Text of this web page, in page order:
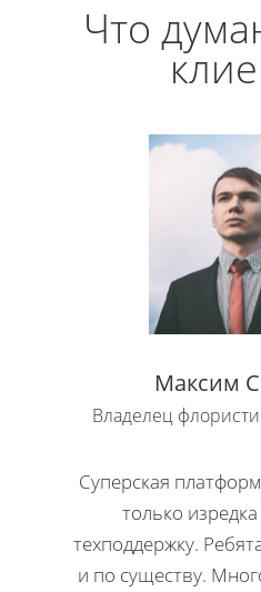
Что
Максим
Владелец
Суперская
только
техподдержку.
и по существу.